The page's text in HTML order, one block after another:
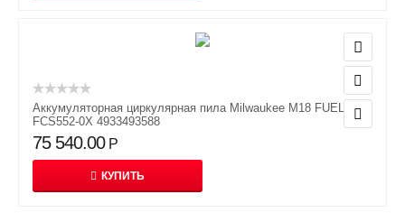
Аккумуляторная циркулярная пила Milwaukee M18 FUEL
FCS552-0X 4933493588
75 540.00 Р
КУПИТЬ